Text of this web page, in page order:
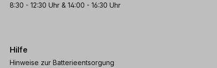
8:30 - 12:30 Uhr & 14:00 - 16:30 Uhr
Hilfe
Hinweise zur Batterieentsorgung